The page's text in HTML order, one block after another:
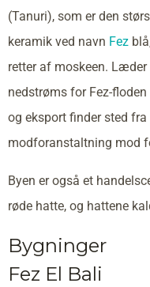
(Tanuri), som er den
keramik ved navn Fez
retter af moskeen.
nedstrøms for Fez-
og eksport finder sted
modforanstaltning mod
Byen er også et
røde hatte, og hattene
Bygninger
Fez El Bali